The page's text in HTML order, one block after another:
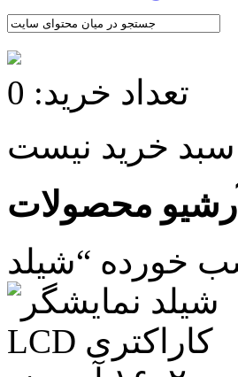
تعداد خرید: 0
آرشیو محصولات